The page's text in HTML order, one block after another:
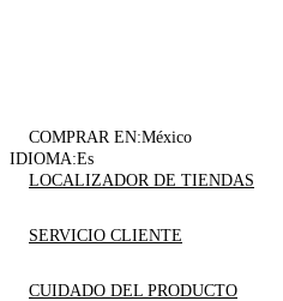
COMPRAR EN:México
IDIOMA:Es
LOCALIZADOR DE TIENDAS
SERVICIO CLIENTE
CUIDADO DEL PRODUCTO